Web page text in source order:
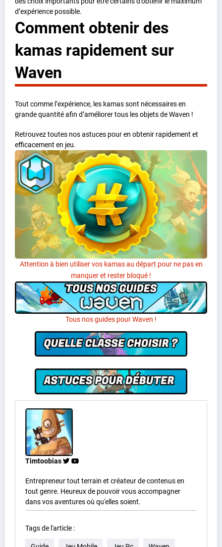
d’expérience possible.
Comment obtenir des
kamas rapidement sur
Waven
Tout comme l’expérience, les kamas sont nécessaires en
grande quantité afin d’améliorer tous les objets de Waven !
Retrouvez toutes nos astuces pour en obtenir rapidement et
efficacement en jeu.
Attention à bien utiliser vos kamas au départ pour ne pas en
manquer et rester bloqué !
Tous nos guides pour Waven !
Timtoobias
Entrepreneur tout terrain et créateur de contenus en
tout genre. Heureux de pouvoir vous accompagner
dans vos aventures où qu'elles soient.
Tags de l'article :